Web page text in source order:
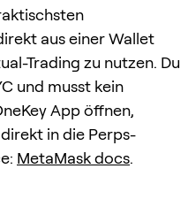
aus einer Wallet
Trading zu nutzen. Du
und musst kein
App öffnen,
in die Perps-
MetaMask docs.